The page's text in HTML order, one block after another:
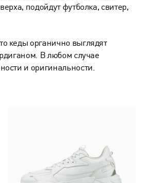
подойдут футболка, свитер,
кеды органично выглядят
В любом случае
и оригинальности.